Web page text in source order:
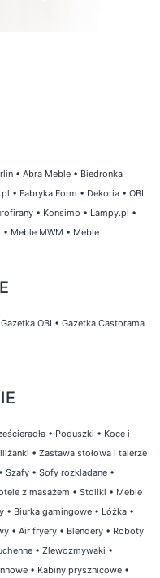
• Abra Meble • Biedronka
• Fabryka Form • Dekoria • OBI
• Konsimo • Lampy.pl •
• Meble MWM • Meble
Gazetka OBI • Gazetka Castorama
• Poduszki • Koce i
• Zastawa stołowa i talerze
• Szafy • Sofy rozkładane •
z masażem • Stoliki • Meble
• Biurka gamingowe • Łóżka •
• Air fryery • Blendery • Roboty
• Zlewozmywaki •
• Kabiny prysznicowe •